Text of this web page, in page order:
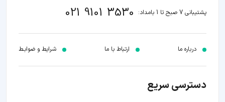
پشتیبانی 7 صبح تا 1 بامداد: 021 9101 3530
درباره ما ارتباط با ما شرایط و ضوابـط
دسترسی سریع